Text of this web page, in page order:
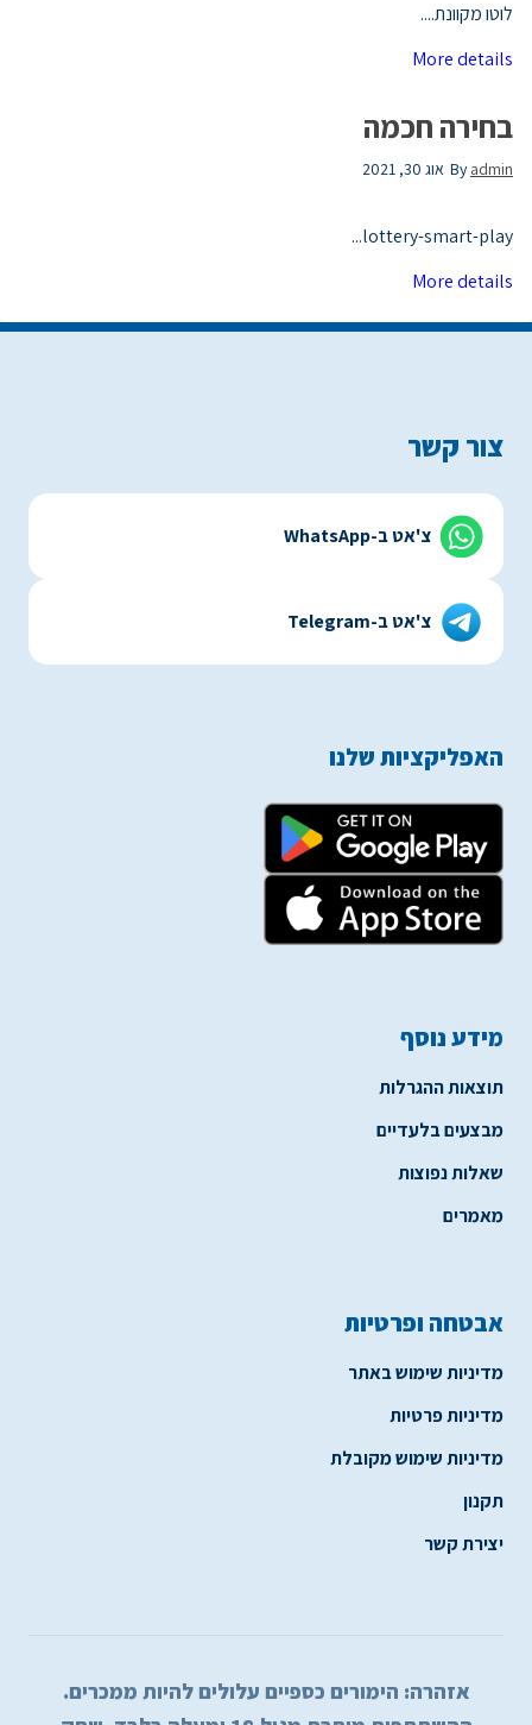
לוטו מקוונת....
More details
בחירה חכמה
Byadmin אוג 30, 2021
lottery-smart-play...
More details
צור קשר
צ'אט ב-WhatsApp
צ'אט ב-Telegram
האפליקציות שלנו
מידע נוסף
תוצאות ההגרלות
מבצעים בלעדיים
שאלות נפוצות
מאמרים
אבטחה ופרטיות
מדיניות שימוש באתר
מדיניות פרטיות
מדיניות שימוש מקובלת
תקנון
יצירת קשר
אזהרה: הימורים כספיים עלולים להיות ממכרים.